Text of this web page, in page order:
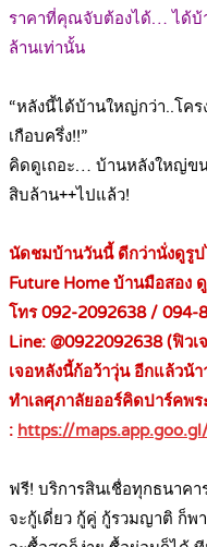
ราคาที่คุณจับต้องได้… ได้บ้
ล้านเท่านั้น
“หลังนี้ได้บ้านใหญ่กว่า..โคร
เกือบครึ่ง!!”
คิดดูเถอะ… บ้านหลังใหญ่ข
สิบล้าน++ไปแล้ว!
นัดชมบ้านวันนี้ ดีกว่านั่งดูรูป
Future Home บ้านมือสอง
โทร 092-2092638 / 094-
Line: @0922092638 (ฟิว
เจอหลังนี้ก้อว้าวุ่น อีกแล้วน้า
ทำเลศุภาลัยออร์คิดปาร์คพร
: https://
ฟรี! บริการสินเชื่อทุกธนาคา
จะกู้เดี่ยว กู้คู่ กู้รวมญาติ ก็พ